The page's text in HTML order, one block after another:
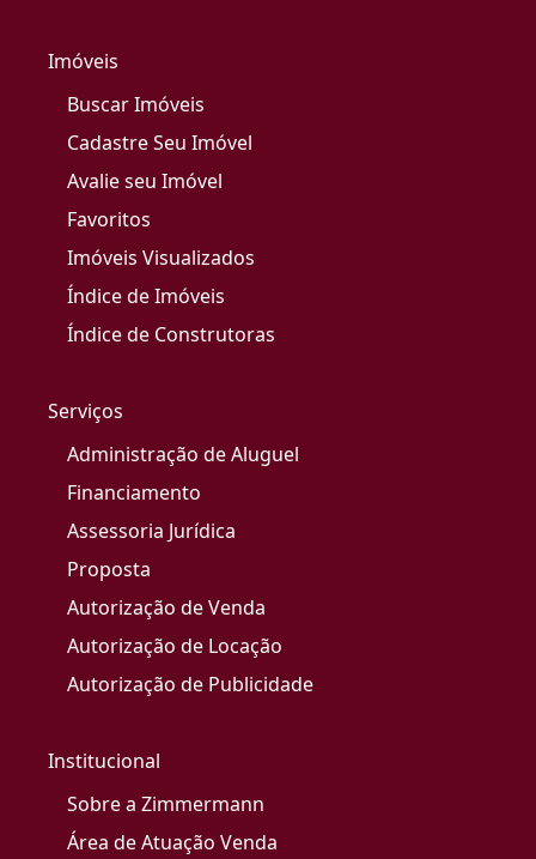
Imóveis
Buscar Imóveis
Cadastre Seu Imóvel
Avalie seu Imóvel
Favoritos
Imóveis Visualizados
Índice de Imóveis
Índice de Construtoras
Serviços
Administração de Aluguel
Financiamento
Assessoria Jurídica
Proposta
Autorização de Venda
Autorização de Locação
Autorização de Publicidade
Institucional
Sobre a Zimmermann
Área de Atuação Venda